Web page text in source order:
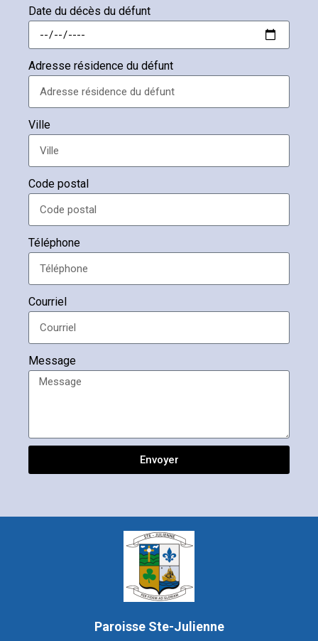
Date du décès du défunt
Adresse résidence du défunt
Ville
Code postal
Téléphone
Courriel
Message
Envoyer
Paroisse Ste-Julienne